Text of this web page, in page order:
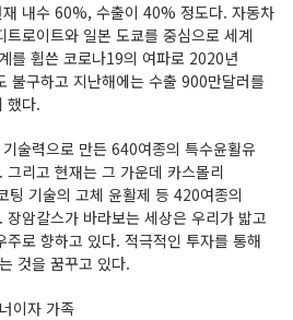
내수 60%, 수출이 40% 정도다. 자동차
로이트와 일본 도쿄를 중심으로 세계
를 휩쓴 코로나19의 여파로 2020년
불구하고 지난해에는 수출 900만달러를
했다.
술력으로 만든 640여종의 특수윤활유
리고 현재는 그 가운데 카스몰리
팅 기술의 고체 윤활제 등 420여종의
암칼스가 바라보는 세상은 우리가 밟고
로 향하고 있다. 적극적인 투자를 통해
것을 꿈꾸고 있다.
이자 가족